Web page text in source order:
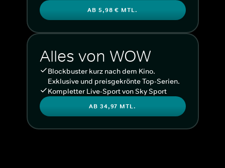
AB 5,98 € MTL.
Alles von WOW
Blockbuster kurz nach dem Kino.
Exklusive und preisgekrönte Top-Serien.
Kompletter Live-Sport von Sky Sport
AB 34,97 MTL.